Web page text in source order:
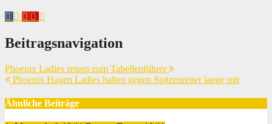
Beitragsnavigation
Phoenix Ladies reisen zum Tabellenführer
Phoenix Hagen Ladies halten gegen Spitzenreiter lange mit
Ähnliche Beiträge